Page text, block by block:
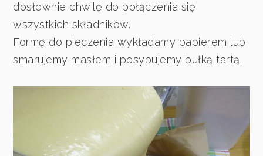
dosłownie chwilę do połączenia się
wszystkich składników.
Formę do pieczenia wykładamy papierem lub
smarujemy masłem i posypujemy bułką tartą.